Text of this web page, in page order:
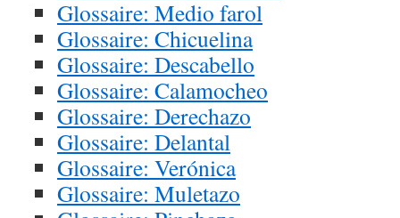
Glossaire: Medio farol
Glossaire: Chicuelina
Glossaire: Descabello
Glossaire: Calamocheo
Glossaire: Derechazo
Glossaire: Delantal
Glossaire: Verónica
Glossaire: Muletazo